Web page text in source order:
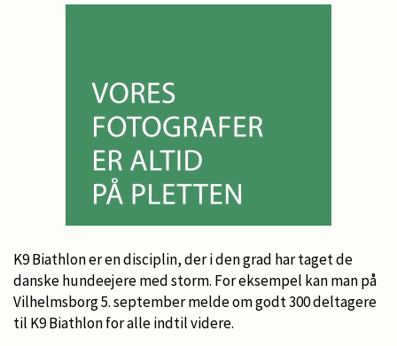
K9 Biathlon er en disciplin, der i den grad har taget de
danske hundeejere med storm. For eksempel kan man på
Vilhelmsborg 5. september melde om godt 300 deltagere
til K9 Biathlon for alle indtil videre.